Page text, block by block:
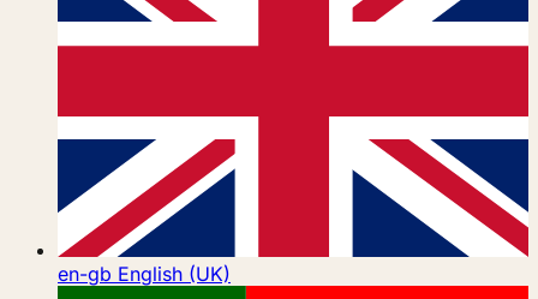
en-gb English (UK)